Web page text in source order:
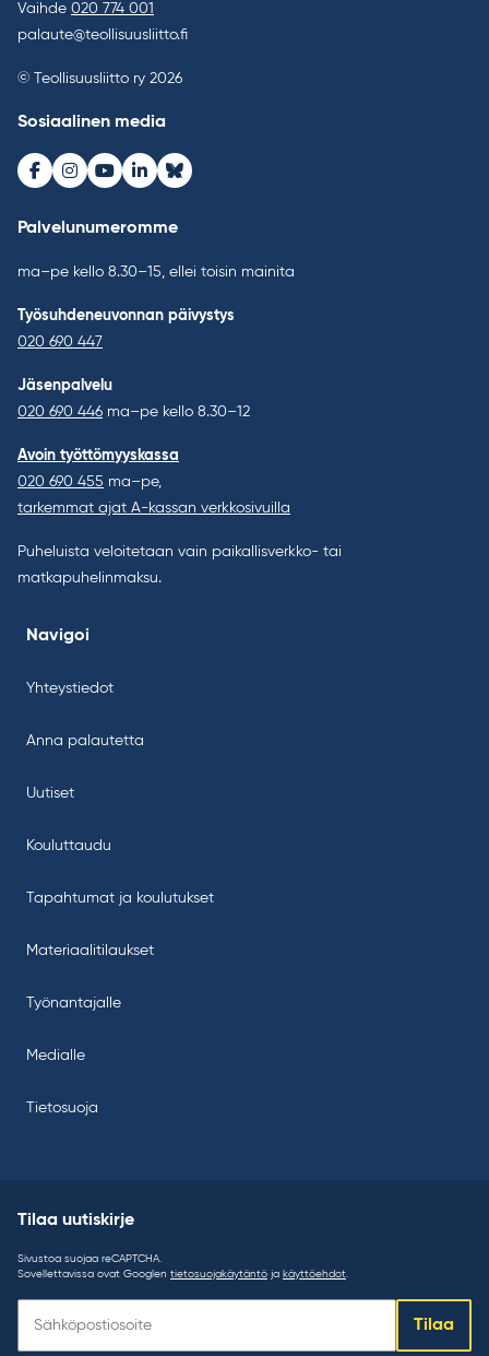
Vaihde 020 774 001
palaute@teollisuusliitto.fi
© Teollisuusliitto ry 2026
Sosiaalinen media
Facebook
Instagram
Youtube
LinkedInBluesky
Palvelunumeromme
ma–pe kello 8.30–15, ellei toisin mainita
Työsuhdeneuvonnan päivystys
020 690 447
Jäsenpalvelu
020 690 446 ma–pe kello 8.30–12
Avoin työttömyyskassa
020 690 455 ma–pe,
tarkemmat ajat A-kassan verkkosivuilla
Puheluista veloitetaan vain paikallisverkko- tai
matkapuhelinmaksu.
Navigoi
Yhteystiedot
Anna palautetta
Uutiset
Kouluttaudu
Tapahtumat ja koulutukset
Materiaalitilaukset
Työnantajalle
Medialle
Tietosuoja
Tilaa uutiskirje
Sivustoa suojaa reCAPTCHA.
Sovellettavissa ovat Googlen tietosuojakäytäntö ja käyttöehdot.
uutiskirje:
Tilaa